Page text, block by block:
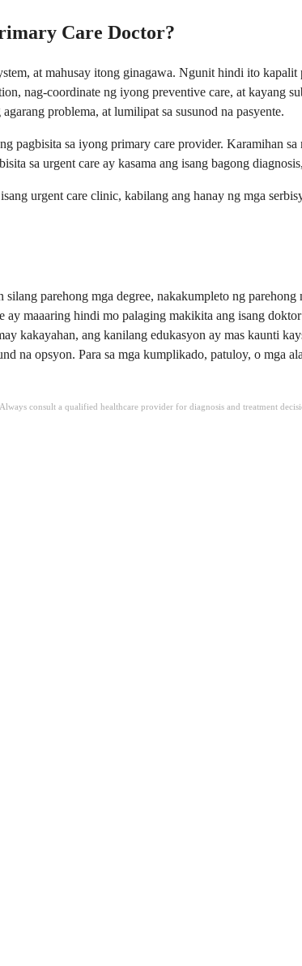
Care Doctor?
at mahusay itong ginagawa. Ngunit hindi ito
nag-coordinate ng iyong preventive care, at kayang
problema, at lumilipat sa susunod na pasyente.
pagbisita sa iyong primary care provider. Karamihan
sa urgent care ay kasama ang isang bagong
urgent care clinic, kabilang ang hanay ng mga
parehong mga degree, nakakumpleto ng
maaaring hindi mo palaging makikita ang isang
kakayahan, ang kanilang edukasyon ay mas kaunti
na opsyon. Para sa mga kumplikado, patuloy, o mga
consult a qualified healthcare provider for diagnosis and treatment